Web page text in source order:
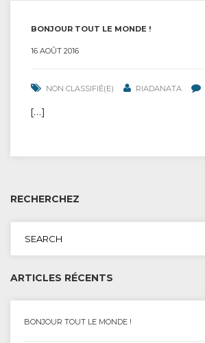
BONJOUR TOUT LE MONDE !
16 AOÛT 2016
NON CLASSIFIÉ(E) RIADANATA
[…]
RECHERCHEZ
ARTICLES RÉCENTS
BONJOUR TOUT LE MONDE !